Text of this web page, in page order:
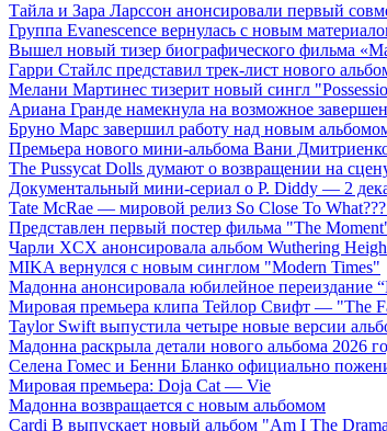
Тайла и Зара Ларссон анонсировали первый
Группа Evanescence вернулась с новым
Вышел новый тизер биографического фильма
Гарри Стайлс представил трек-лист нового
Мелани Мартинес тизерит новый сингл
Ариана Гранде намекнула на возможное
Бруно Марс завершил работу над новым
Премьера нового мини-альбома Вани
The Pussycat Dolls думают о возвращении на
Документальный мини-сериал о P. Diddy — 2
Tate McRae — мировой релиз So Close To
Представлен первый постер фильма "The
Чарли XCX анонсировала альбом Wuthering
MIKA вернулся с новым синглом "Modern Times"
Мадонна анонсировала юбилейное переиздание
Мировая премьера клипа Тейлор Свифт — "The
Taylor Swift выпустила четыре новые версии
Мадонна раскрыла детали нового альбома 2026
Селена Гомес и Бенни Бланко официально
Мировая премьера: Doja Cat — Vie
Мадонна возвращается с новым альбомом
Cardi B выпускает новый альбом "Am I The